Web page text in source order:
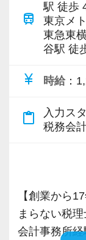
train
駅 徒歩
東京メ
東急東
谷駅 徒
currency_yen 時給 ：
content_paste
入力ス
税務会
【創業から
まらない税理
会計事務所